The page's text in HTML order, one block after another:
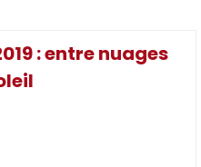
: entre nuages